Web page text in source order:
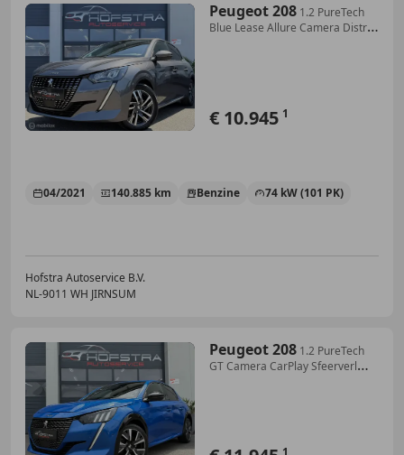
Peugeot 208 1.2 PureTech
Blue Lease Allure Camera Distr-
€ 10.945 1
04/2021 140.885 km Benzine 74 kW (101 PK)
Hofstra Autoservice B.V.
NL-9011 WH JIRNSUM
Peugeot 208 1.2 PureTech
GT Camera CarPlay Sfeerverl
1